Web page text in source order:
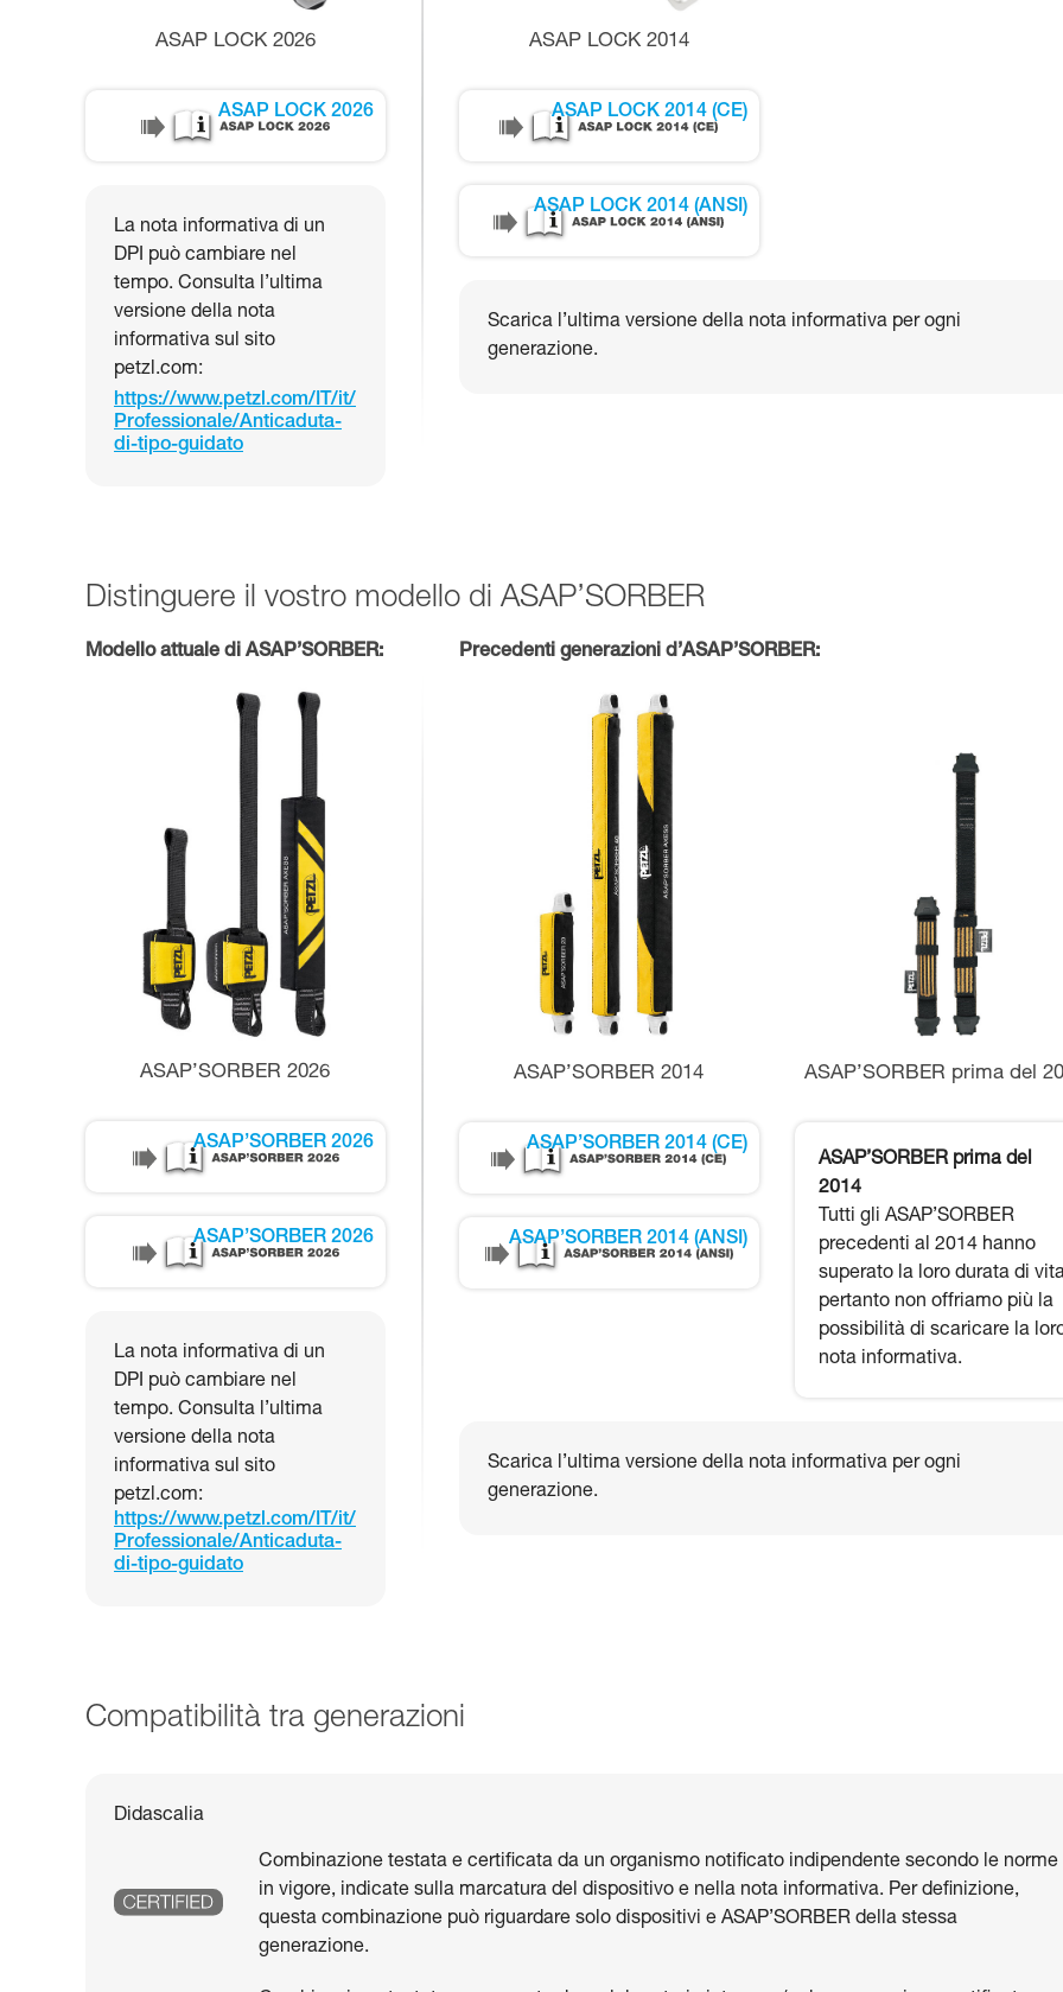
ASAP LOCK 2026
ASAP LOCK 2026
La nota informativa di un
DPI può cambiare nel
tempo. Consulta l’ultima
versione della nota
informativa sul sito
petzl.com:
https://www.petzl.com/IT/it/
Professionale/Anticaduta-
di-tipo-guidato
ASAP LOCK 2014
ASAP LOCK 2014 (CE)
ASAP LOCK 2014 (ANSI)
Scarica l’ultima versione della nota informativa per ogni
generazione.
Distinguere il vostro modello di ASAP’SORBER
Modello attuale di ASAP’SORBER:
ASAP’SORBER 2026
ASAP’SORBER 2026
ASAP’SORBER 2026
La nota informativa di un
DPI può cambiare nel
tempo. Consulta l’ultima
versione della nota
informativa sul sito
petzl.com:
https://www.petzl.com/IT/it/
Professionale/Anticaduta-
di-tipo-guidato
Precedenti generazioni d’ASAP’SORBER:
ASAP’SORBER 2014
ASAP’SORBER 2014 (CE)
ASAP’SORBER 2014 (ANSI)
ASAP’SORBER prima del
ASAP’SORBER prima del
2014
Tutti gli ASAP’SORBER
precedenti al 2014 hanno
superato la loro durata di
pertanto non offriamo più la
possibilità di scaricare la
nota informativa.
Scarica l’ultima versione della nota informativa per ogni
generazione.
Compatibilità tra generazioni
Didascalia
Combinazione testata e certificata da un organismo notificato indipendente secondo le norme
in vigore, indicate sulla marcatura del dispositivo e nella nota informativa. Per definizione,
questa combinazione può riguardare solo dispositivi e ASAP’SORBER della stessa
generazione.